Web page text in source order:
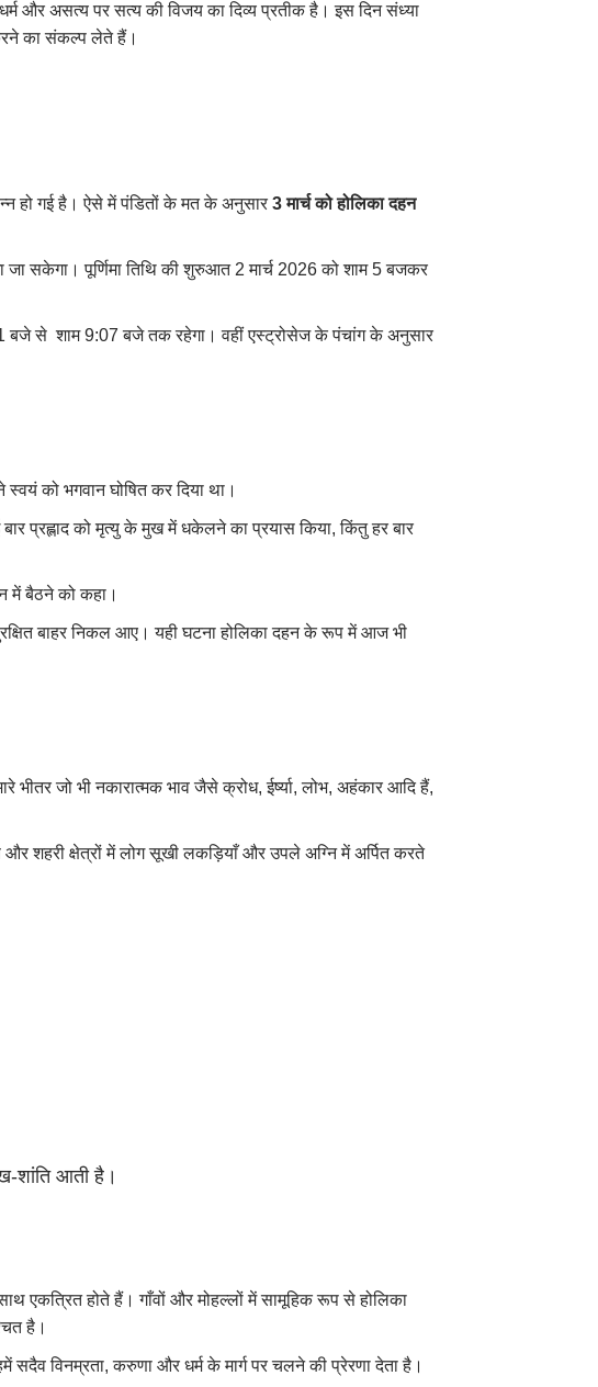
और असत्य पर सत्य की विजय का दिव्य प्रतीक है। इस दिन संध्या
का संकल्प लेते हैं।
हो गई है। ऐसे में पंडितों के मत के अनुसार3 मार्च को होलिका दहन
जा सकेगा। पूर्णिमा तिथि की शुरुआत 2 मार्च 2026 को शाम 5 बजकर
बजे से शाम 9:07 बजे तक रहेगा। वहीं एस्ट्रोसेज के पंचांग के अनुसार
को भगवान घोषित कर दिया था।
प्रह्लाद को मृत्यु के मुख में धकेलने का प्रयास किया, किंतु हर बार
में बैठने को कहा।
बाहर निकल आए। यही घटना होलिका दहन के रूप में आज भी
जो भी नकारात्मक भाव जैसे क्रोध, ईर्ष्या, लोभ, अहंकार आदि हैं,
और शहरी क्षेत्रों में लोग सूखी लकड़ियाँ और उपले अग्नि में अर्पित करते
शांति आती है।
एकत्रित होते हैं। गाँवों और मोहल्लों में सामूहिक रूप से होलिका
है।
विनम्रता, करुणा और धर्म के मार्ग पर चलने की प्रेरणा देता है।